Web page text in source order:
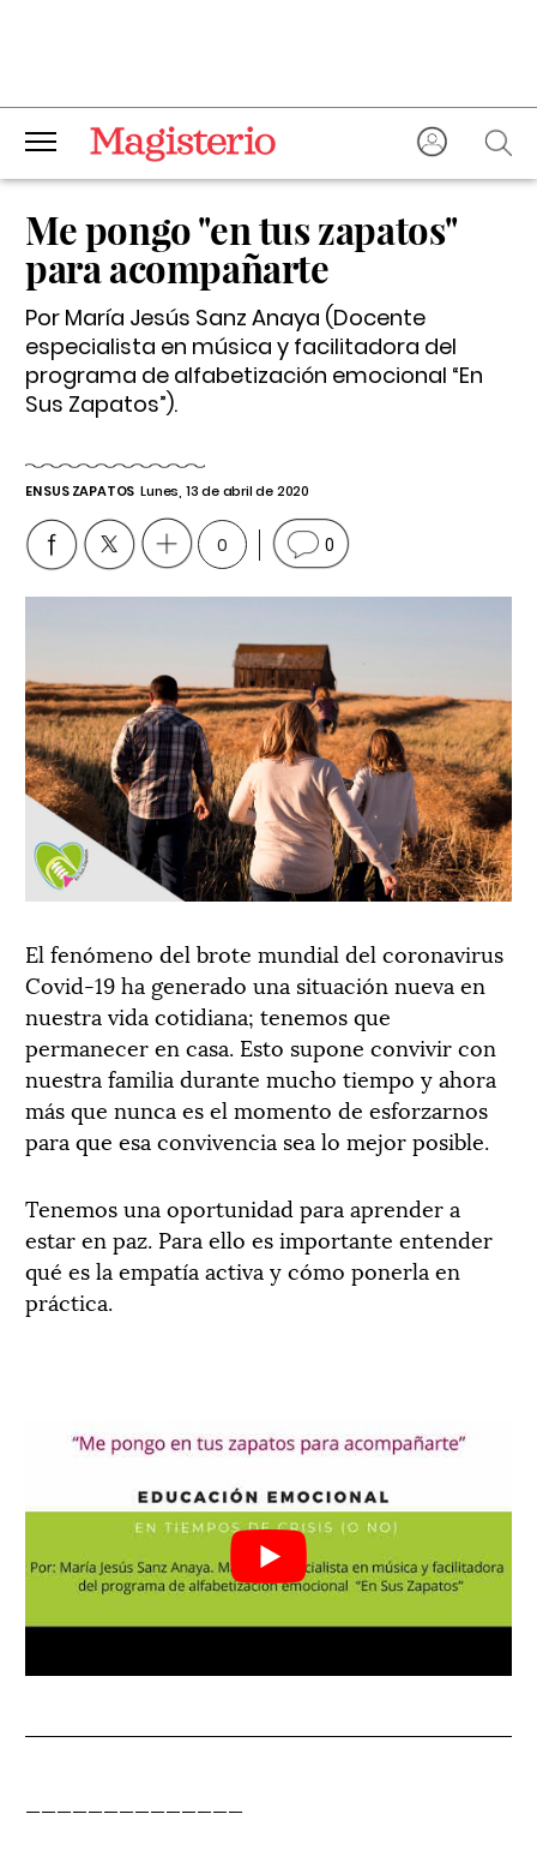
Me pongo "en tus zapatos"
para acompañarte
Por María Jesús Sanz Anaya (Docente
especialista en música y facilitadora del
programa de alfabetización emocional “En
Sus Zapatos”).
EN SUS ZAPATOS Lunes, 13 de abril de 2020
0 0
El fenómeno del brote mundial del coronavirus
Covid-19 ha generado una situación nueva en
nuestra vida cotidiana; tenemos que
permanecer en casa. Esto supone convivir con
nuestra familia durante mucho tiempo y ahora
más que nunca es el momento de esforzarnos
para que esa convivencia sea lo mejor posible.
Tenemos una oportunidad para aprender a
estar en paz. Para ello es importante entender
qué es la empatía activa y cómo ponerla en
práctica.